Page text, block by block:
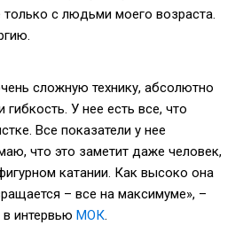
с людьми моего возраста.
сложную технику, абсолютно
У нее есть все, что
Все показатели у нее
что это заметит даже человек,
катании. Как высоко она
– все на максимуме», –
интервью МОК.